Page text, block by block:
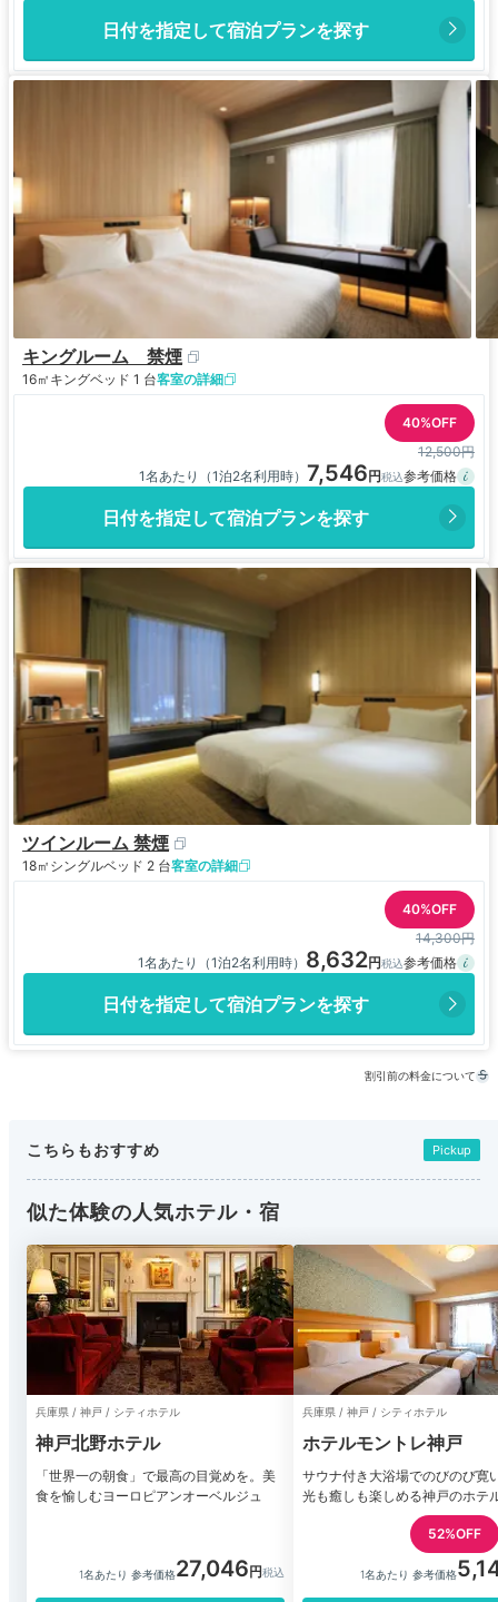
日付を指定して宿泊プランを探す
キングルーム 禁煙
16㎡ キングベッド 1 台客室の詳細
40%OFF
12,500円
1名あたり（1泊2名利用時） 7,546
日付を指定して宿泊プランを探す
ツインルーム 禁煙
18㎡ シングルベッド 2 台客室の詳細
40%OFF
14,300円
1名あたり（1泊2名利用時） 8,632
日付を指定して宿泊プランを探す
割引前の料金について
こちらもおすすめ Pickup
似た体験の人気ホテル・宿
兵庫県 / 神戸 / シティホテル
神戸北野ホテル
「世界一の朝食」で最高の目覚めを。美
食を愉しむヨーロピアンオーベルジュ
1名あたり 参考価格27,046
兵庫県 / 神戸 / シティホテル
ホテルモントレ神戸
サウナ付き大浴場でのびのび寛
光も癒しも楽しめる神戸のホテ
52%OFF
1名あたり 参考価格